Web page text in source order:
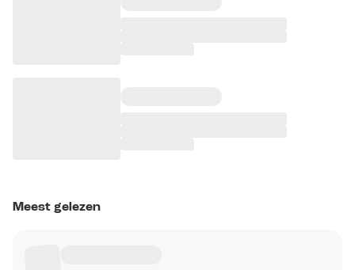
Meest gelezen